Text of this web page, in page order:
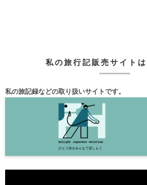
私の旅行記販売サイトは
私の旅記録などの取り扱いサイトです。